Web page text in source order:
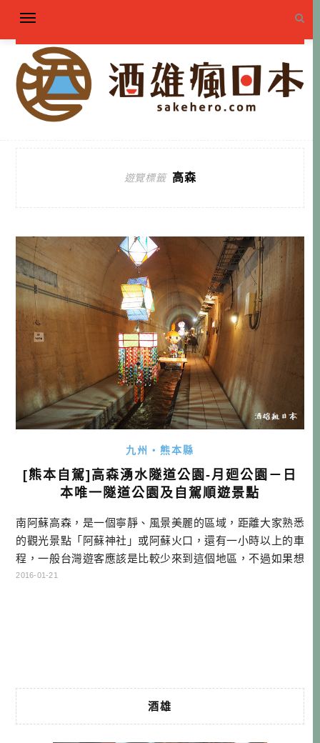
遊覽標籤 高森
九州・熊本縣
[熊本自駕]高森湧水隧道公園-月廻公園－日
本唯一隧道公園及自駕順遊景點
南阿蘇高森，是一個寧靜、風景美麗的區域，距離大家熟悉
的觀光景點「阿蘇神社」或阿蘇火口，還有一小時以上的車
程，一般台灣遊客應該是比較少來到這個地區，不過如果想
前往宮崎的神話景點「高千穗峽」，就是一個很好的據點。
2016-01-21
酒雄